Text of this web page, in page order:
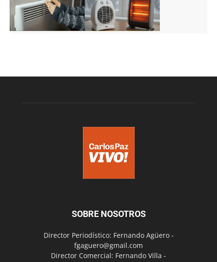
SOBRE NOSOTROS
Director Periodístico: Fernando Agüero -
fgaguero@gmail.com
Director Comercial: Fernando Villa -